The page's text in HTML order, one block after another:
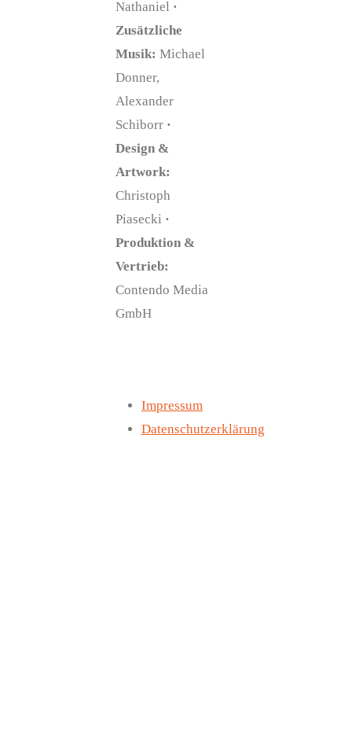
Nathaniel ·
Zusätzliche
Musik: Michael
Donner,
Alexander
Schiborr·
Design &
Artwork:
Christoph
Piasecki ·
Produktion &
Vertrieb:
Contendo Media
GmbH
Impressum
Datenschutzerklärung